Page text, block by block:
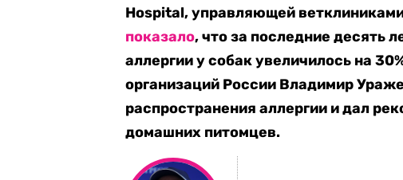
Hospital, управляющей
показало, что за последние десять
аллергии у собак увеличилось на
организаций России Владимир
распространения аллергии и дал
домашних питомцев.